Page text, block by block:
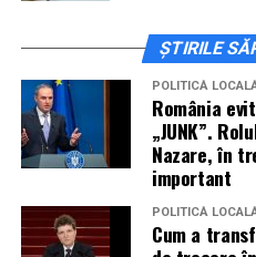
Mall pe 16 februarie de la
ActoriiVlad Gherman,
Ginghină
vin la întâlnirea
Vivo! Pitești pe 17
participa la o discuție după
Paul Decu.
Caravana„În pielea mea”
ȘTIRILE
POLITICĂ
România
„JUNK”.
Nazare, în
important
POLITICĂ
Cum a